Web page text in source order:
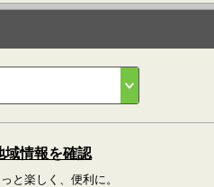
域情報を確認
と楽しく、便利に。